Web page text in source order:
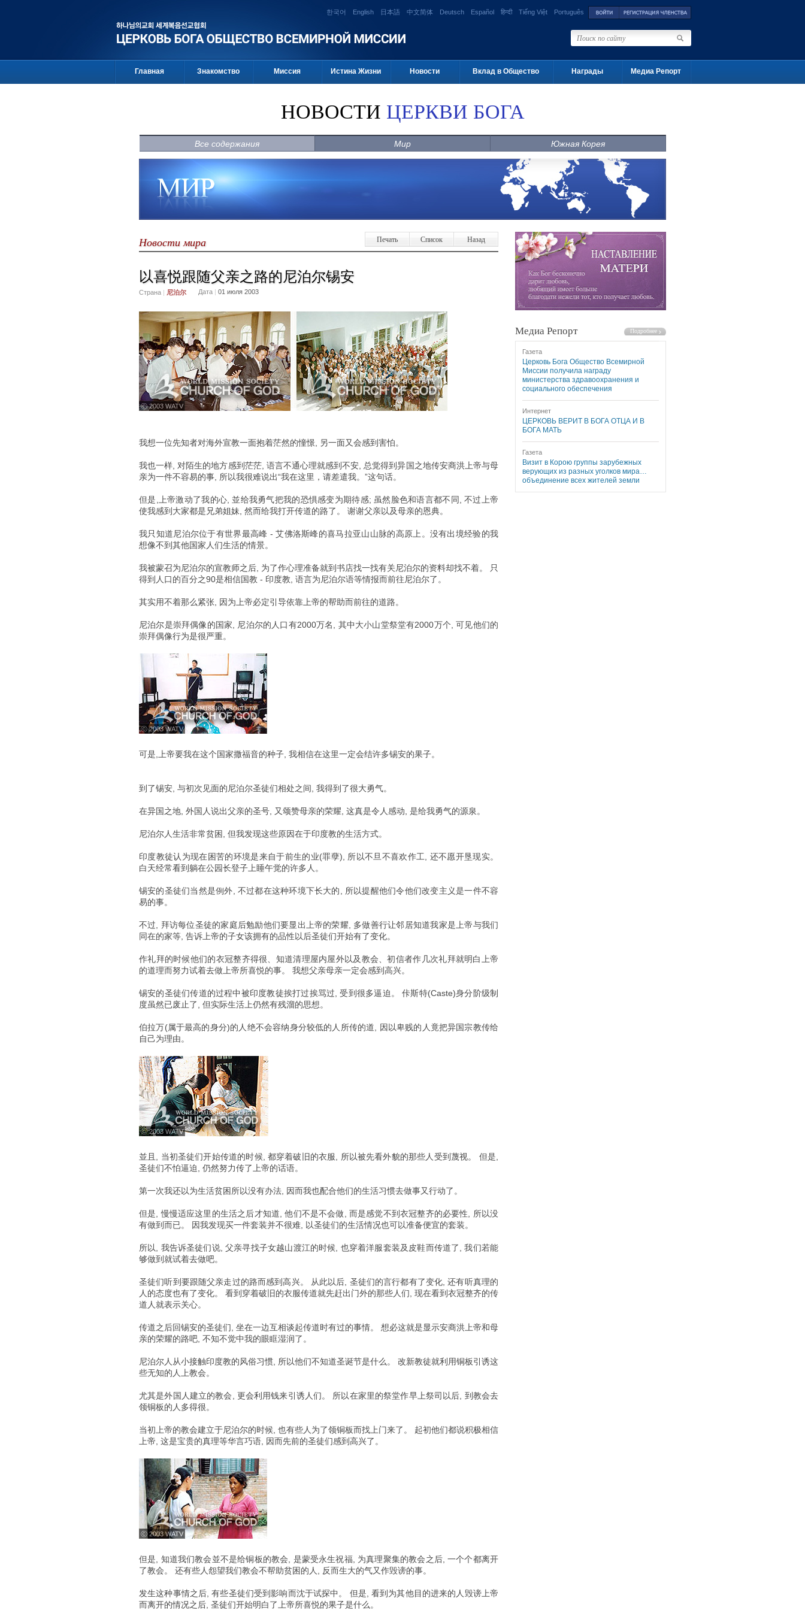
한국어 English 日本語 中文简体 Deutsch Español हिन्दी Tiếng Việt Português
Главная Знакомство Миссия Истина Жизни Новости Вклад в Общество Награды Медиа Репорт
НОВОСТИ ЦЕРКВИ БОГА
Все содержания Мир Южная Корея
Новости мира Печать Список Назад
以喜悦跟随父亲之路的尼泊尔锡安
Страна | 尼泊尔 Дата | 01 июля 2003
ⓒ 2003 WATV
我想一位先知者对海外宣教一面抱着茫然的憧憬, 另一面又会感到害怕。
我也一样, 对陌生的地方感到茫茫, 语言不通心理就感到不安, 总觉得到异国之地传安商洪上帝与母
亲为一件不容易的事, 所以我很难说出“我在这里，请差遣我。”这句话。
但是,上帝激动了我的心, 並给我勇气把我的恐惧感变为期待感; 虽然脸色和语言都不同, 不过上帝
使我感到大家都是兄弟姐妹, 然而给我打开传道的路了。 谢谢父亲以及母亲的恩典。
我只知道尼泊尔位于有世界最高峰 - 艾佛洛斯峰的喜马拉亚山山脉的高原上。没有出境经验的我
想像不到其他国家人们生活的情景。
我被蒙召为尼泊尔的宣教师之后, 为了作心理准备就到书店找一找有关尼泊尔的资料却找不着。 只
得到人口的百分之90是相信国教 - 印度教, 语言为尼泊尔语等情报而前往尼泊尔了。
其实用不着那么紧张, 因为上帝必定引导依靠上帝的帮助而前往的道路。
尼泊尔是崇拜偶像的国家, 尼泊尔的人口有2000万名, 其中大小山堂祭堂有2000万个, 可见他们的
崇拜偶像行为是很严重。
ⓒ 2003 WATV
可是,上帝要我在这个国家撒福音的种子, 我相信在这里一定会结许多锡安的果子。
到了锡安, 与初次见面的尼泊尔圣徒们相处之间, 我得到了很大勇气。
在异国之地, 外国人说出父亲的圣号, 又颂赞母亲的荣耀, 这真是令人感动, 是给我勇气的源泉。
尼泊尔人生活非常贫困, 但我发现这些原因在于印度教的生活方式。
印度教徒认为现在困苦的环境是来自于前生的业(罪孽), 所以不旦不喜欢作工, 还不愿开垦现实。
白天经常看到躺在公园长登子上睡午觉的许多人。
锡安的圣徒们当然是例外, 不过都在这种环境下长大的, 所以提醒他们令他们改变主义是一件不容
易的事。
不过, 拜访每位圣徒的家庭后勉励他们要显出上帝的荣耀, 多做善行让邻居知道我家是上帝与我们
同在的家等, 告诉上帝的子女该拥有的品性以后圣徒们开始有了变化。
作礼拜的时候他们的衣冠整齐得很、知道清理屋内屋外以及教会、初信者作几次礼拜就明白上帝
的道理而努力试着去做上帝所喜悦的事。 我想父亲母亲一定会感到高兴。
锡安的圣徒们传道的过程中被印度教徒挨打过挨骂过, 受到很多逼迫。 佧斯特(Caste)身分阶级制
度虽然已废止了, 但实际生活上仍然有残溜的思想。
伯拉万(属于最高的身分)的人绝不会容纳身分较低的人所传的道, 因以卑贱的人竟把异国宗教传给
自己为理由。
ⓒ 2003 WATV
並且, 当初圣徒们开始传道的时候, 都穿着破旧的衣服, 所以被先看外貌的那些人受到蔑视。 但是,
圣徒们不怕逼迫, 仍然努力传了上帝的话语。
第一次我还以为生活贫困所以没有办法, 因而我也配合他们的生活习惯去做事又行动了。
但是, 慢慢适应这里的生活之后才知道, 他们不是不会做, 而是感觉不到衣冠整齐的必要性, 所以没
有做到而已。 因我发现买一件套装并不很难, 以圣徒们的生活情况也可以准备便宜的套装。
所以, 我告诉圣徒们说, 父亲寻找子女越山渡江的时候, 也穿着洋服套装及皮鞋而传道了, 我们若能
够做到就试着去做吧。
圣徒们听到要跟随父亲走过的路而感到高兴。 从此以后, 圣徒们的言行都有了变化, 还有听真理的
人的态度也有了变化。 看到穿着破旧的衣服传道就先赶出门外的那些人们, 现在看到衣冠整齐的传
道人就表示关心。
传道之后回锡安的圣徒们, 坐在一边互相谈起传道时有过的事情。 想必这就是显示安商洪上帝和母
亲的荣耀的路吧, 不知不觉中我的眼眶湿润了。
尼泊尔人从小接触印度教的风俗习惯, 所以他们不知道圣诞节是什么。 改新教徒就利用铜板引诱这
些无知的人上教会。
尤其是外国人建立的教会, 更会利用钱来引诱人们。 所以在家里的祭堂作早上祭司以后, 到教会去
领铜板的人多得很。
当初上帝的教会建立于尼泊尔的时候, 也有些人为了领铜板而找上门来了。 起初他们都说积极相信
上帝, 这是宝贵的真理等华言巧语, 因而先前的圣徒们感到高兴了。
ⓒ 2003 WATV
但是, 知道我们教会並不是给铜板的教会, 是蒙受永生祝福, 为真理聚集的教会之后, 一个个都离开
了教会。 还有些人怨望我们教会不帮助贫困的人, 反而生大的气又作毁谤的事。
发生这种事情之后, 有些圣徒们受到影响而沈于试探中。 但是, 看到为其他目的进来的人毁谤上帝
而离开的情况之后, 圣徒们开始明白了上帝所喜悦的果子是什么。
Медиа Репорт
Газета
Церковь Бога Общество Всемирной
Миссии получила награду
министерства здравоохранения и
социального обеспечения
Интернет
ЦЕРКОВЬ ВЕРИТ В БОГА ОТЦА И В
БОГА МАТЬ
Газета
Визит в Корою группы зарубежных
верующих из разных уголков мира…
объединение всех жителей земли